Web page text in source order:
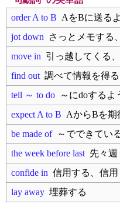
order A to B AをBに送る
jot down さっとメモする
move in 引っ越してくる
find out 調べて情報を得
tell ～ to do ～にdoするよ
expect A to B AからBを期
be made of～でできてい
the week before last 先々週
confide in 信用する、信
lay away 埋葬する